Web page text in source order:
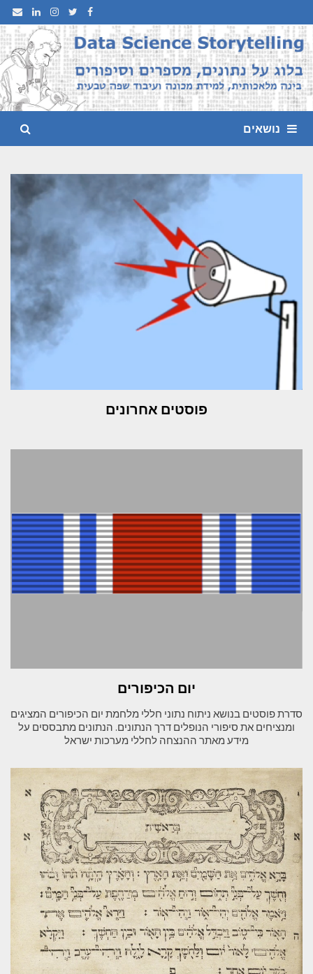
נושאים
פוסטים אחרונים
יום הכיפורים
סדרת פוסטים בנושא ניתוח נתוני חללי מלחמת יום הכיפורים המציגים
ומנציחים את סיפורי הנופלים דרך הנתונים. הנתונים מתבססים על
מידע מאתר ההנצחה לחללי מערכות ישראל